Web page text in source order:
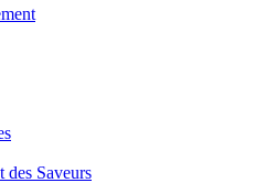
des Saveurs